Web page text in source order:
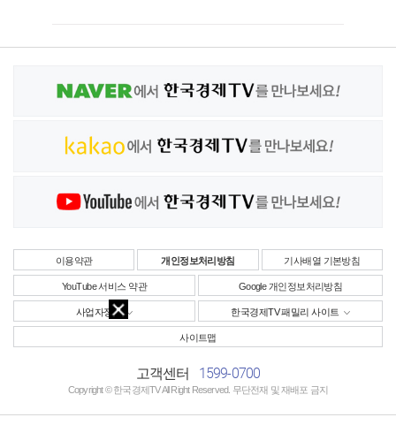
이용약관 개인정보처리방침 기사배열 기본방침
YouTube 서비스 약관 Google 개인정보처리방침
사업자정보 한국경제TV 패밀리 사이트
사이트맵
고객센터 1599-0700
Copyright © 한국경제TV All Right Reserved. 무단전재 및 재배포 금지